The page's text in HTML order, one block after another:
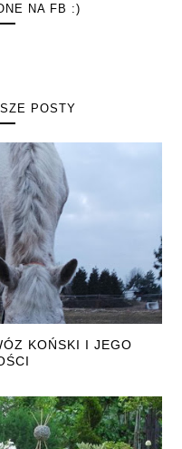
NA FB :)
POSTY
KOŃSKI I JEGO